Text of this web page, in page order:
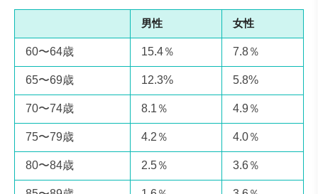
男性 女性
60〜64歳 15.4％ 7.8％
65〜69歳 12.3% 5.8%
70〜74歳 8.1％ 4.9％
75〜79歳 4.2％ 4.0％
80〜84歳 2.5％ 3.6％